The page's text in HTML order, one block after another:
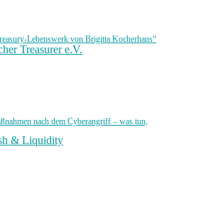
Lebenswerk von Brigitta Kocherhans“
Treasurer e.V.
nach dem Cyberangriff – was tun,
& Liquidity